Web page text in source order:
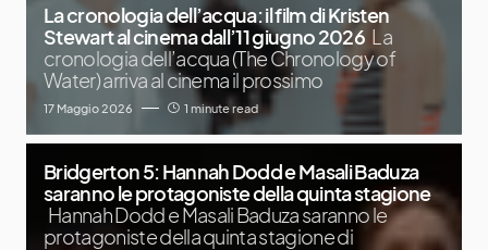
La cronologia dell’acqua: il film di Kristen
Stewart al cinema dall’11 giugno 2026 La
cronologia dell’acqua (The Chronology of
Water) arriva al cinema il prossimo
17 Maggio 2026 1 minute read
Bridgerton 5: Hannah Dodd e Masali Baduza
saranno le protagoniste della quinta stagione
Hannah Dodd e Masali Baduza saranno le
protagoniste della quinta stagione di